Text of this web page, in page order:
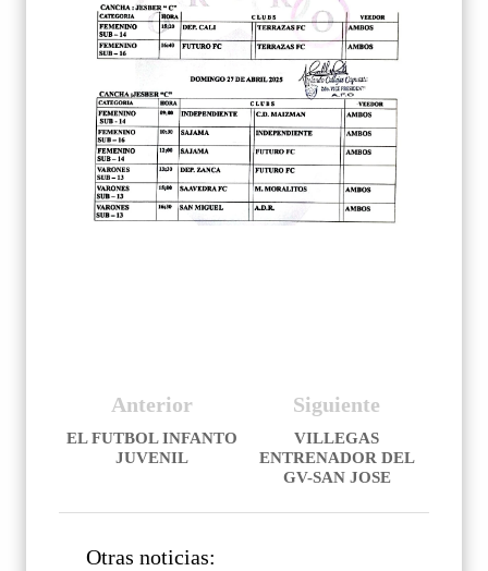
Siguiente
VILLEGAS
ENTRENADOR DEL
GV-SAN JOSE
Anterior
EL FUTBOL INFANTO
JUVENIL
Otras noticias: